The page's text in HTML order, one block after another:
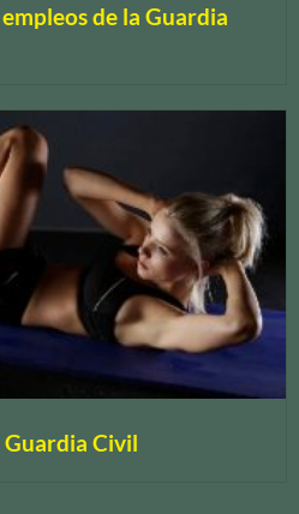
de la Guardia
Guardia Civil